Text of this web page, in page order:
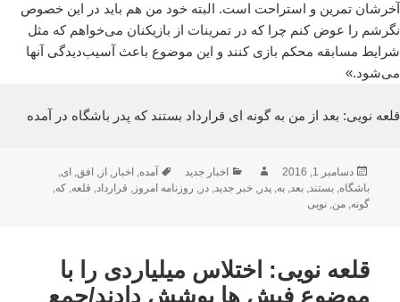
آخرشان تمرین و استراحت است. البته خود من هم باید در این خصوص
نگرشم را عوض کنم چرا که در تمرینات از بازیکنان می‌خواهم که مثل
شرایط مسابقه محکم بازی کنند و این موضوع باعث آسیب‌دیدگی آنها
می‌شود.»
قلعه نویی: بعد از من به گونه ای قرارداد بستند که پدر باشگاه در آمده
ارسال
شده
در
دسامبر 1, 2016 نویسندهدسته‌ها
اخبار جدید برچسب‌ها
آمده ,اخبار ,از ,افق ,ای
باشگاه ,بستند ,بعد ,به ,پدر ,خبر جدید ,در روزنامه امروز قرارداد قلعه ,که
گونه ,من ,نویی
قلعه نویی: اختلاس میلیاردی را با
موضوع فیش ها پوشش دادند/جمع